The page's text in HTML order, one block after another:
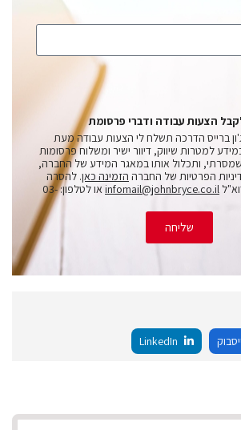
הצעות עבודה ודברי פרסומת
ברייס הדרכה תשלח לי הצעות עבודה מעת
למטרות שיווק, דיוור ישיר ומשלוח פרסומות
ותכלול אותו במאגר המידע של החברה,
הפרטיות של החברה הזמינה כאן. להסרה
infomail@johnbryce.co.il
או לטלפון: 03-
שליחה